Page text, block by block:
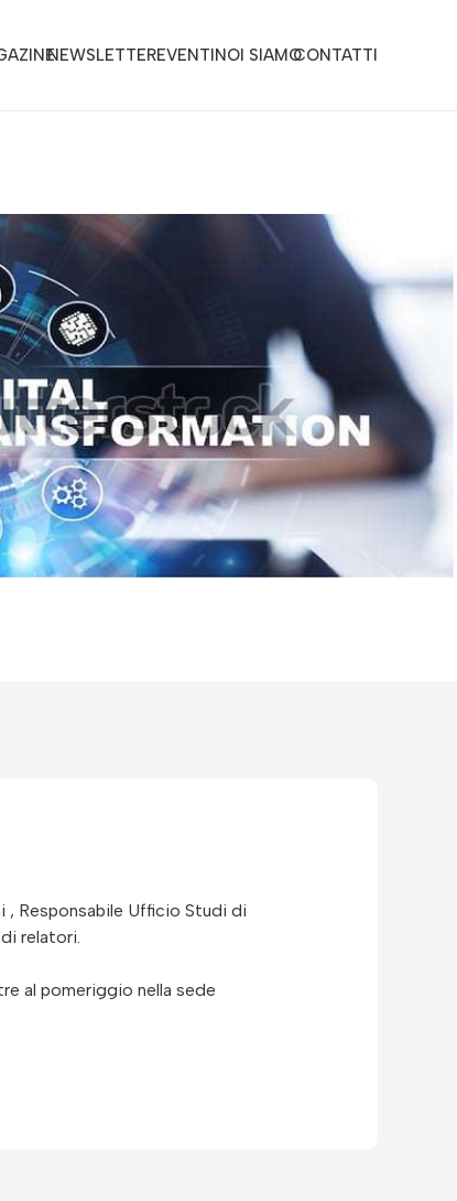
NEWSLETTEREVENTINOI SIAMOCONTATTI
Responsabile Ufficio Studi di
relatori.
al pomeriggio nella sede